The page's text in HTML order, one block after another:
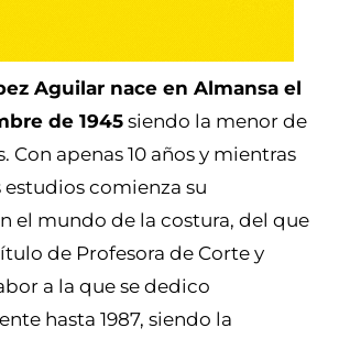
Aguilar nace en Almansa el
de 1945 siendo la menor de
Con apenas 10 años y mientras
estudios comienza su
el mundo de la costura, del que
de Profesora de Corte y
a la que se dedico
hasta 1987, siendo la